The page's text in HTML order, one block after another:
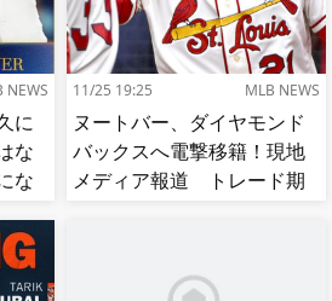
NEWS
に
な
な
11/25 19:25 MLB NEWS
ヌートバー、ダイヤモンド
バックスへ電撃移籍！現地
メディア報道 トレード期